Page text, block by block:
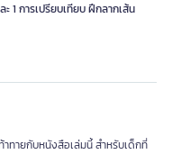
1 การเปรียบเทียบ ฝึกลากเส้น
ทายกับหนังสือเล่มนี้ สำหรับเด็กที่